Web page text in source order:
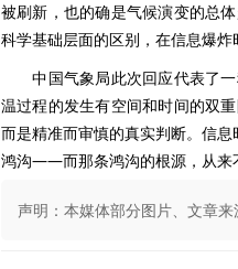
被刷新，也的确是气候演变的总
科学基础层面的区别，在信息爆炸
中国气象局此次回应代表了一
温过程的发生有空间和时间的双
而是精准而审慎的真实判断。信
鸿沟——而那条鸿沟的根源，从来
声明：本媒体部分图片、文章